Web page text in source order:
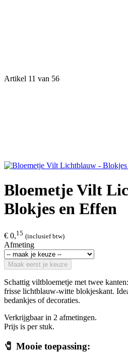
Artikel 11 van 56
Bloemetje Vilt
Blokjes en Effen
€ 0,15 (inclusief btw)
Afmeting
Maak eerst je keuze
Schattig viltbloemetje met twee
frisse lichtblauw-witte blokjeskant.
bedankjes of decoraties.
Verkrijgbaar in 2 afmetingen.
Prijs is per stuk.
🧷 Mooie toepassing: